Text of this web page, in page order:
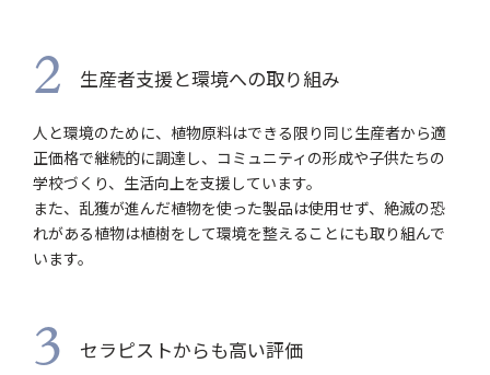
2 生産者支援と環境への取り組み
人と環境のために、植物原料はできる限り同じ生産者から適
正価格で継続的に調達し、コミュニティの形成や子供たちの
学校づくり、生活向上を支援しています。
また、乱獲が進んだ植物を使った製品は使用せず、絶滅の恐
れがある植物は植樹をして環境を整えることにも取り組んで
います。
3 セラピストからも高い評価